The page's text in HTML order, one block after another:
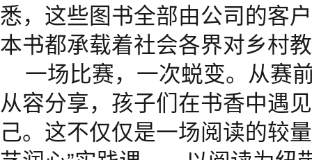
悉，这些图书全部由公司的客
本书都承载着社会各界对乡村
一场比赛，一次蜕变。从赛
从容分享，孩子们在书香中遇
己。这不仅仅是一场阅读的较